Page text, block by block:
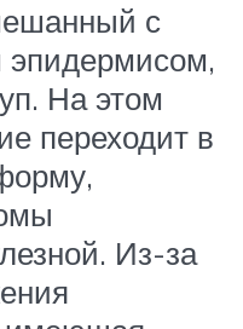
с
На этом
переходит в
Из-за